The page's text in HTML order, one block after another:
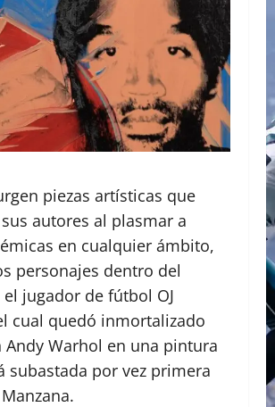
piezas artísticas que
autores al plasmar a
en cualquier ámbito,
personajes dentro del
jugador de fútbol OJ
cual quedó inmortalizado
Andy Warhol en una pintura
subastada por vez primera